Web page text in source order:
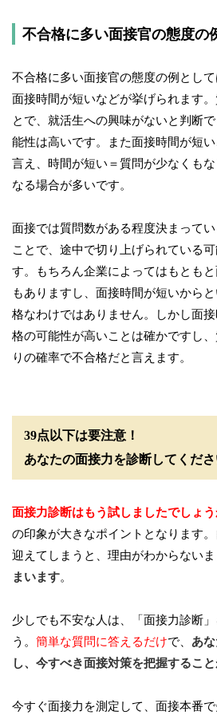
不合格に多い面接官の態度の
不合格に多い面接官の態度の例として
面接時間が短いなどが挙げられます
とで、就活生への興味がないと判断
能性は高いです。また面接時間が短
言え、時間が短い＝質問が少なくも
なる場合が多いです。
面接では質問数がある程度決まって
ことで、途中で切り上げられている
す。もちろん企業によってはもとも
もありますし、面接時間が短いから
格なわけではありません。しかし面
格の可能性が高いことは確かですし
りの確率で不合格だと言えます。
39点以下は要注意！
あなたの面接力を診断してくだ
面接力診断はもう試しましたでしょう
の印象が大きなポイントとなります
迎えてしまうと、理由がわからないま
まいます。
少しでも不安な人は、「面接力診断
う。 簡単な質問に答えるだけで、 あ
し、今すべき面接対策を把握すること
今すぐ面接力を測定して、面接本番